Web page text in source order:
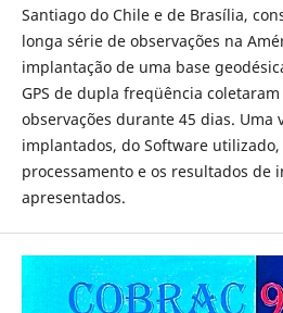
Santiago do Chile e de Brasília,
longa série de observações na
implantação de uma base
GPS de dupla freqüência
observações durante 45 dias. Uma
implantados, do Software
processamento e os resultados de
apresentados.